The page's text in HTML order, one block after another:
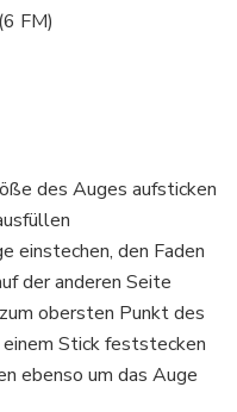
FM)
des Auges aufsticken
einstechen, den Faden
der anderen Seite
obersten Punkt des
Stick feststecken
ebenso um das Auge